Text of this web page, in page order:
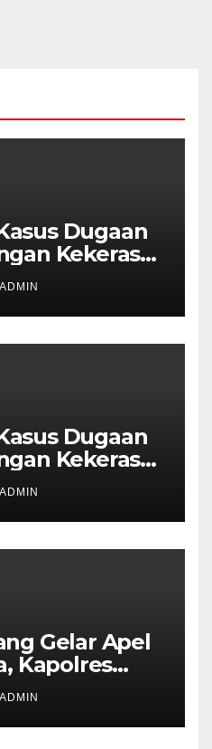
Dugaan
Kekerasan
Phone
ADMIN
Dugaan
Kekerasan
Phone
ADMIN
Gelar Apel
Kapolres
dan
Musim
ADMIN